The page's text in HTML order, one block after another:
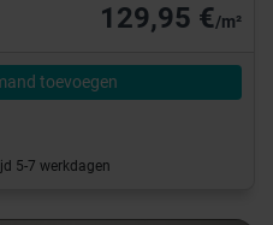
129,95 €/m²
toevoegen
5-7 werkdagen